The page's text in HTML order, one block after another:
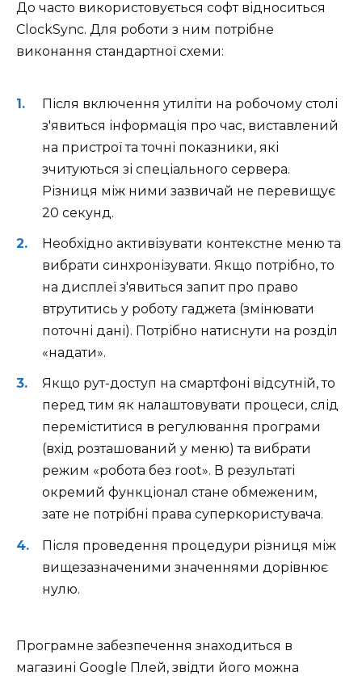
До часто використовується софт відноситься
ClockSync. Для роботи з ним потрібне
виконання стандартної схеми:
Після включення утиліти на робочому столі
з'явиться інформація про час, виставлений
на пристрої та точні показники, які
зчитуються зі спеціального сервера.
Різниця між ними зазвичай не перевищує
20 секунд.
Необхідно активізувати контекстне меню та
вибрати синхронізувати. Якщо потрібно, то
на дисплеї з'явиться запит про право
втрутитись у роботу гаджета (змінювати
поточні дані). Потрібно натиснути на розділ
«надати».
Якщо рут-доступ на смартфоні відсутній, то
перед тим як налаштовувати процеси, слід
переміститися в регулювання програми
(вхід розташований у меню) та вибрати
режим «робота без root». В результаті
окремий функціонал стане обмеженим,
зате не потрібні права суперкористувача.
Після проведення процедури різниця між
вищезазначеними значеннями дорівнює
нулю.
Програмне забезпечення знаходиться в
магазині Google Плей, звідти його можна